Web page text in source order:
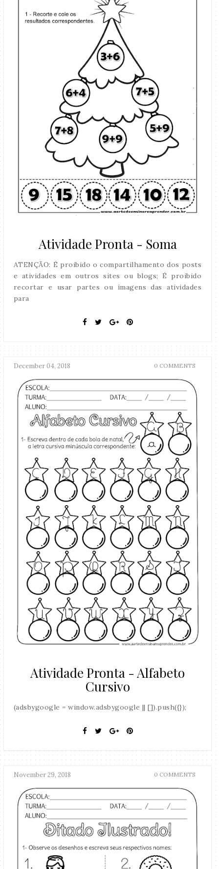
Atividade Pronta - Soma
ATENÇÃO: É proibido o compartilhamento dos posts
e atividades em outros sites ou blogs; É proibido
recortar e usar partes ou imagens das atividades
para
December 04, 2018 0 COMMENTS
Atividade Pronta - Alfabeto
Cursivo
(adsbygoogle = window.adsbygoogle || []).push({});
November 29, 2018 0 COMMENTS